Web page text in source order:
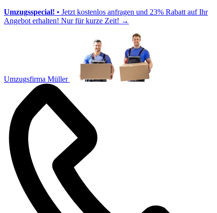
Umzugsspecial! • Jetzt kostenlos anfragen und 23% Rabatt auf Ihr
Angebot erhalten! Nur für kurze Zeit! →
Umzugsfirma Müller